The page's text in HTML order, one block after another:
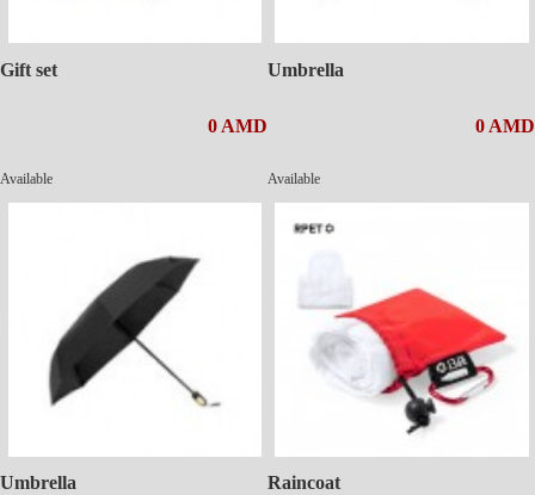
Gift set
0 AMD
Available
Umbrella
0 AMD
Available
Umbrella Raincoat